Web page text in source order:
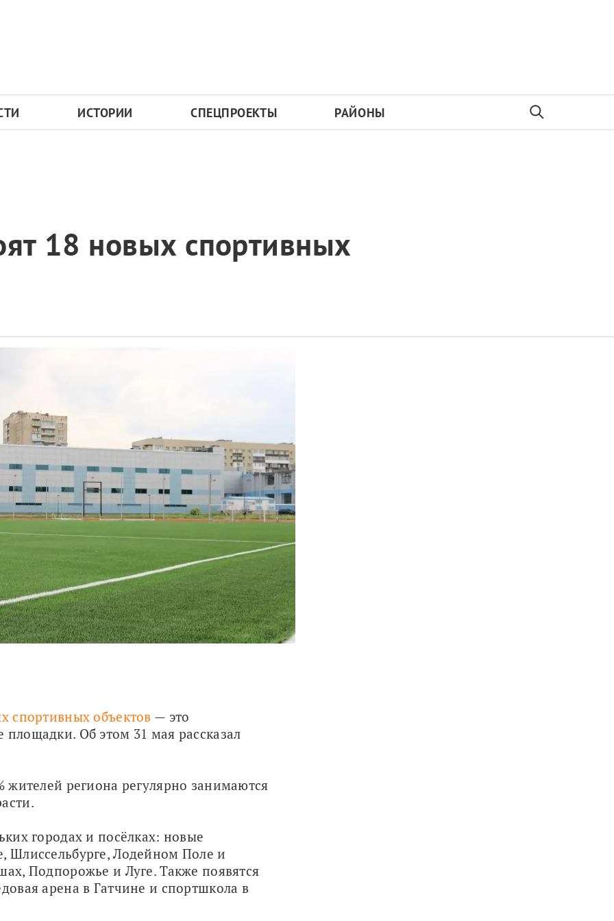
ИСТОРИИ СПЕЦПРОЕКТЫ РАЙОНЫ
18 новых спортивных
спортивных объектов — это
Об этом 31 мая рассказал
жителей региона регулярно занимаются
городах и посёлках: новые
Шлиссельбурге, Лодейном Поле и
Подпорожье и Луге. Также появятся
арена в Гатчине и спортшкола в